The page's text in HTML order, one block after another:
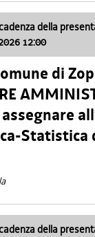
della
12:00
di
Statistica
della